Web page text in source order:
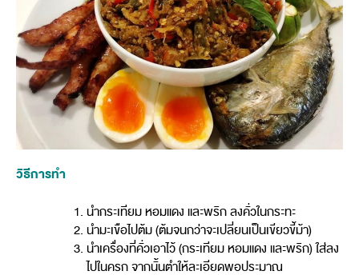
วิธีการทำ
นำกระเทียม หอมแดง และพริก ลงคั่วในกระทะ
นำมะเขือไปต้ม (ต้มจนกว่าจะเปลี่ยนเป็นเขียวขี้ม้า)
นำเครื่องที่คั่วเอาไว้ (กระเทียม หอมแดง และพริก) ใส่ลง
ไปในครก จากนั้นตำให้ละเอียดพอประมาณ